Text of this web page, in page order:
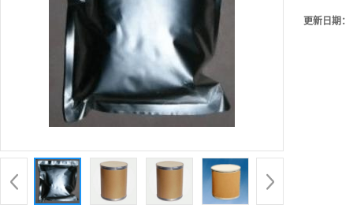
更新日期：